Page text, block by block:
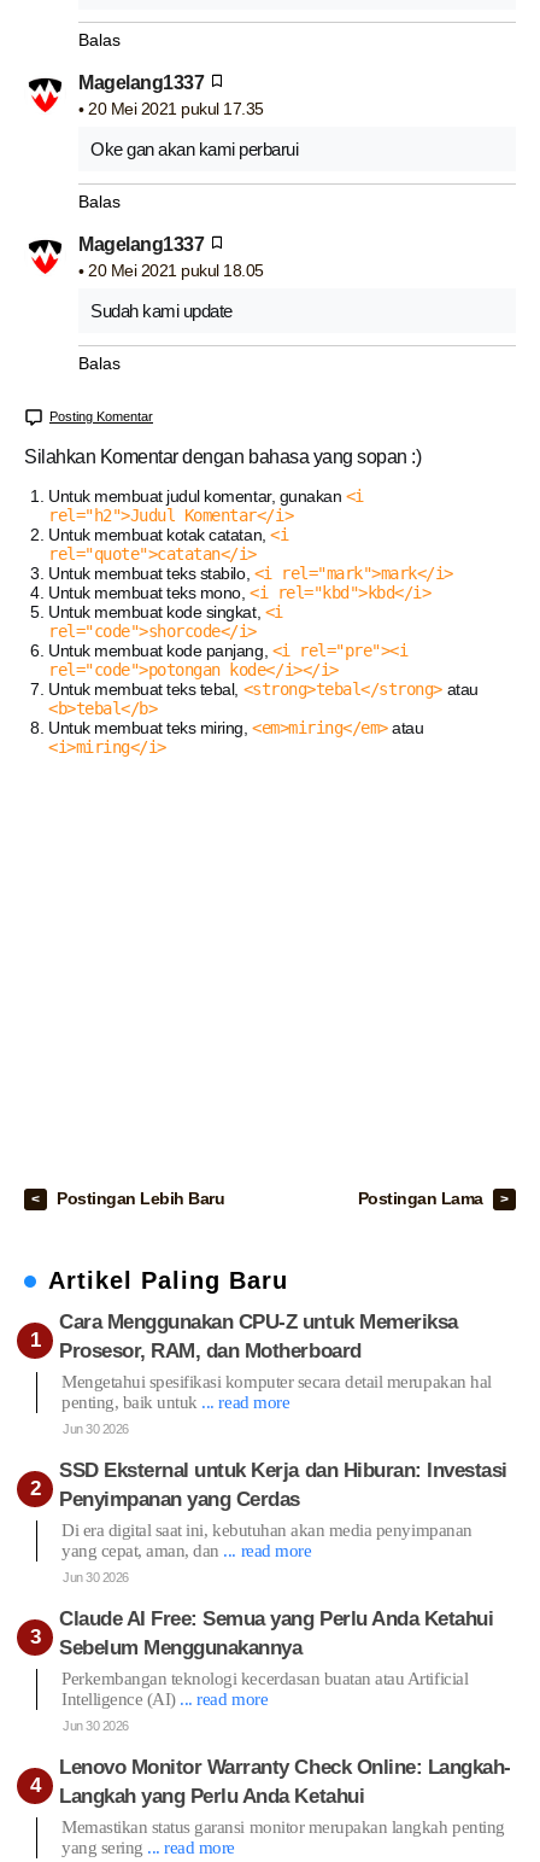
Balas
Magelang1337
20 Mei 2021 pukul 17.35
Oke gan akan kami perbarui
Balas
Magelang1337
20 Mei 2021 pukul 18.05
Sudah kami update
Balas
Posting Komentar
Silahkan Komentar dengan bahasa yang sopan :)
Untuk membuat judul komentar, gunakan <i
rel="h2">Judul Komentar</i>
Untuk membuat kotak catatan,<i
rel="quote">catatan</i>
Untuk membuat teks stabilo, <i rel="mark">mark</i>
Untuk membuat teks mono, <i rel="kbd">kbd</i>
Untuk membuat kode singkat, <i
rel="code">shorcode</i>
Untuk membuat kode panjang, <i rel="pre"><i
rel="code">potongan kode</i></i>
Untuk membuat teks tebal, <strong>tebal</strong>atau
<b>tebal</b>
Untuk membuat teks miring,<em>miring</em>atau
<i>miring</i>
Postingan Lebih Baru Postingan Lama
Artikel Paling Baru
Cara Menggunakan CPU-Z untuk Memeriksa
Prosesor, RAM, dan Motherboard
Mengetahui spesifikasi komputer secara detail merupakan hal
penting, baik untuk ... read more
Jun 30 2026
SSD Eksternal untuk Kerja dan Hiburan: Investasi
Penyimpanan yang Cerdas
Di era digital saat ini, kebutuhan akan media penyimpanan
yang cepat, aman, dan ... read more
Jun 30 2026
Claude AI Free: Semua yang Perlu Anda Ketahui
Sebelum Menggunakannya
Perkembangan teknologi kecerdasan buatan atau Artificial
Intelligence (AI) ... read more
Jun 30 2026
Lenovo Monitor Warranty Check Online: Langkah-
Langkah yang Perlu Anda Ketahui
Memastikan status garansi monitor merupakan langkah penting
yang sering ... read more